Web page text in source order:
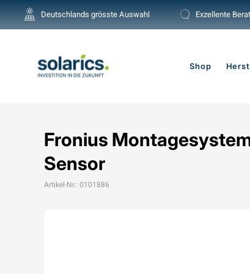
Direkt
zum
Deutschlands grösste Auswahl Exzellente
Shop
Fronius
Sensor
Artikel-Nr.: 0101886